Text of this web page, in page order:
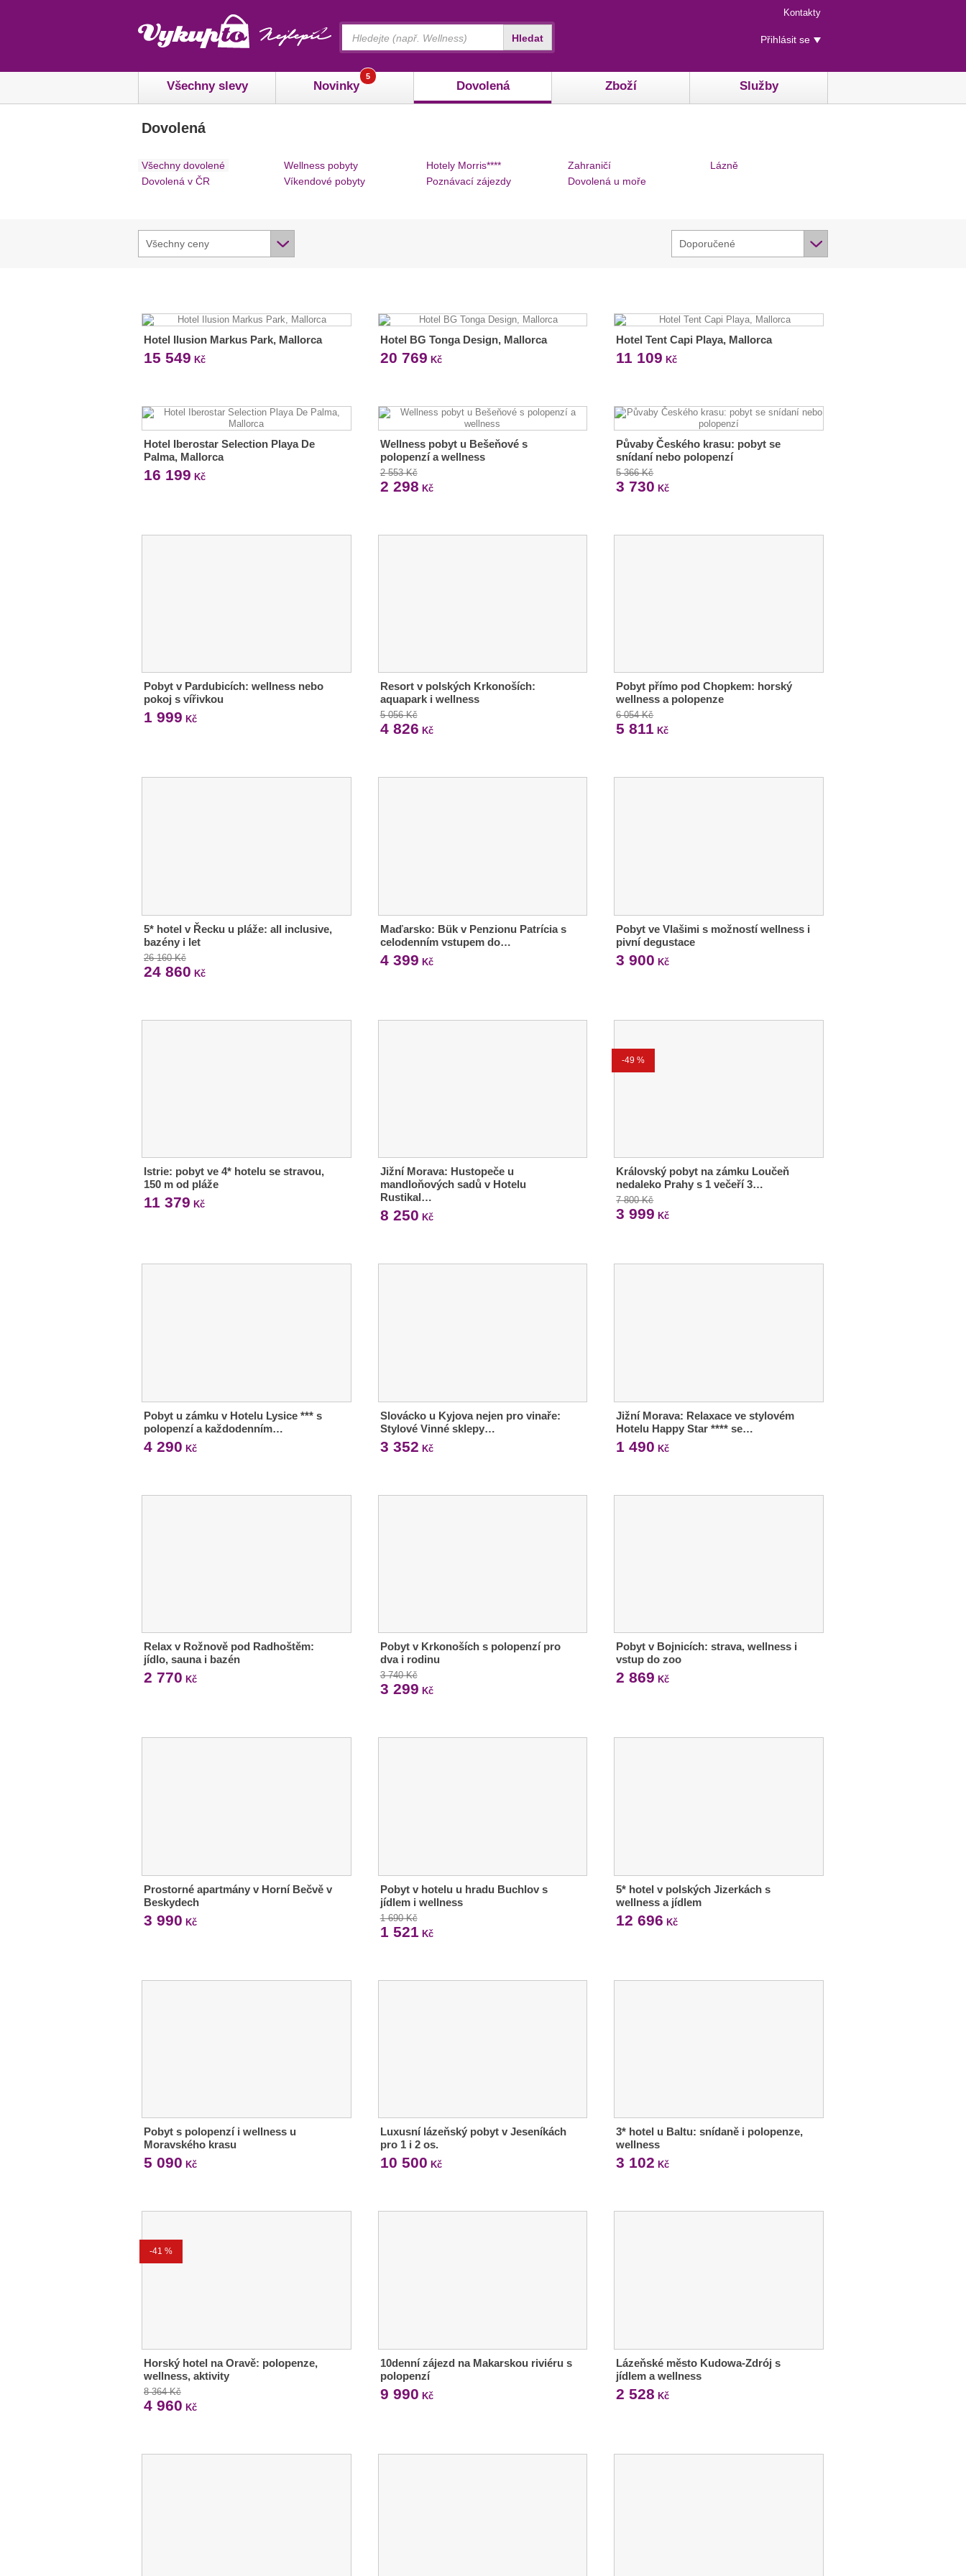
Menu
rychlého
přístupu
Kontakty
Uživatelské
menu
Přihlásit se
Všechny slevy Novinky
5
Dovolená Zboží Služby
Hledat
Dovolená
Všechny dovolené
Dovolená v ČR
Wellness pobyty
Víkendové pobyty
Hotely Morris****
Poznávací zájezdy
Zahraničí
Dovolená u moře
Lázně
Všechny ceny Doporučené
Hotel Ilusion Markus Park, Mallorca
15 549 Kč
Hotel BG Tonga Design, Mallorca
20 769 Kč
Hotel Tent Capi Playa, Mallorca
11 109 Kč
Hotel Iberostar Selection Playa De
Palma, Mallorca
16 199 Kč
Wellness pobyt u Bešeňové s
polopenzí a wellness
2 553 Kč
2 298 Kč
Půvaby Českého krasu: pobyt se
snídaní nebo polopenzí
5 366 Kč
3 730 Kč
Pobyt v Pardubicích: wellness nebo
pokoj s vířivkou
1 999 Kč
Resort v polských Krkonoších:
aquapark i wellness
5 056 Kč
4 826 Kč
Pobyt přímo pod Chopkem: horský
wellness a polopenze
6 054 Kč
5 811 Kč
5* hotel v Řecku u pláže: all inclusive,
bazény i let
26 160 Kč
24 860 Kč
Maďarsko: Bük v Penzionu Patrícia s
celodenním vstupem do…
4 399 Kč
Pobyt ve Vlašimi s možností wellness i
pivní degustace
3 900 Kč
Istrie: pobyt ve 4* hotelu se stravou,
150 m od pláže
11 379 Kč
Jižní Morava: Hustopeče u
mandloňových sadů v Hotelu
Rustikal…
8 250 Kč
-49 %
Královský pobyt na zámku Loučeň
nedaleko Prahy s 1 večeří 3…
7 800 Kč
3 999 Kč
Pobyt u zámku v Hotelu Lysice *** s
polopenzí a každodenním…
4 290 Kč
Slovácko u Kyjova nejen pro vinaře:
Stylové Vinné sklepy…
3 352 Kč
Jižní Morava: Relaxace ve stylovém
Hotelu Happy Star **** se…
1 490 Kč
Relax v Rožnově pod Radhoštěm:
jídlo, sauna i bazén
2 770 Kč
Pobyt v Krkonoších s polopenzí pro
dva i rodinu
3 740 Kč
3 299 Kč
Pobyt v Bojnicích: strava, wellness i
vstup do zoo
2 869 Kč
Prostorné apartmány v Horní Bečvě v
Beskydech
3 990 Kč
Pobyt v hotelu u hradu Buchlov s
jídlem i wellness
1 690 Kč
1 521 Kč
5* hotel v polských Jizerkách s
wellness a jídlem
12 696 Kč
Pobyt s polopenzí i wellness u
Moravského krasu
5 090 Kč
Luxusní lázeňský pobyt v Jeseníkách
pro 1 i 2 os.
10 500 Kč
3* hotel u Baltu: snídaně i polopenze,
wellness
3 102 Kč
-41 %
Horský hotel na Oravě: polopenze,
wellness, aktivity
8 364 Kč
4 960 Kč
10denní zájezd na Makarskou riviéru s
polopenzí
9 990 Kč
Lázeňské město Kudowa-Zdrój s
jídlem a wellness
2 528 Kč